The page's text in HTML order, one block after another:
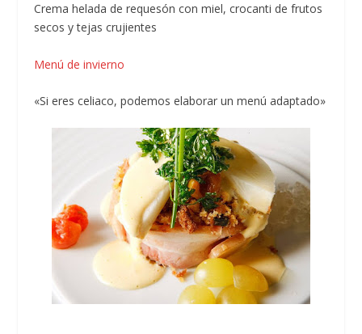
Crema helada de requesón con miel, crocanti de frutos
secos y tejas crujientes
Menú de invierno
«Si eres celiaco, podemos elaborar un menú adaptado»